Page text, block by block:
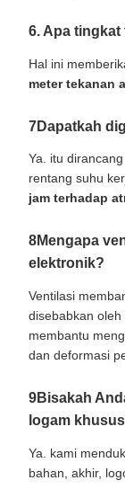
6. Apa
Hal ini
meter tekanan
7Dapatkah
Ya. itu
rentang suhu
jam terhadap
8Mengapa
elektronik?
Ventilasi
disebabkan oleh
membantu
dan deformasi
9Bisakah
logam
Ya. kami
bahan, akhir,